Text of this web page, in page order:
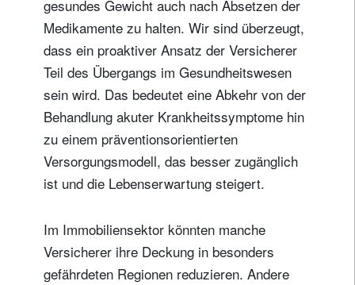
gesundes Gewicht auch nach Absetzen der
Medikamente zu halten. Wir sind überzeugt,
dass ein proaktiver Ansatz der Versicherer
Teil des Übergangs im Gesundheitswesen
sein wird. Das bedeutet eine Abkehr von der
Behandlung akuter Krankheitssymptome hin
zu einem präventionsorientierten
Versorgungsmodell, das besser zugänglich
ist und die Lebenserwartung steigert.
Im Immobiliensektor könnten manche
Versicherer ihre Deckung in besonders
gefährdeten Regionen reduzieren. Andere